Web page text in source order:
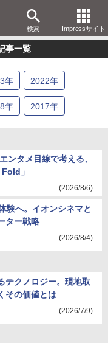
検索 Impressサイト
事一覧
年 2022年
年 2017年
年 2007年
ンタメ目線で考える、
」
(2026/8/6)
験へ。イオンシネマと
ター戦略
(2026/8/4)
テクノロジー。現地取
その価値とは
(2026/7/9)